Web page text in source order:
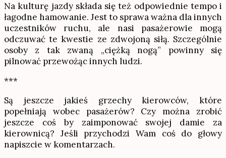
Na kulturę jazdy składa się też odpowiednie tempo i
łagodne hamowanie. Jest to sprawa ważna dla innych
uczestników ruchu, ale nasi pasażerowie mogą
odczuwać te kwestie ze zdwojoną siłą. Szczególnie
osoby z tak zwaną „ciężką nogą” powinny się
pilnować przewożąc innych ludzi.
***
Są jeszcze jakieś grzechy kierowców, które
popełniają wobec pasażerów? Czy można zrobić
jeszcze coś by zaimponować swojej damie za
kierownicą? Jeśli przychodzi Wam coś do głowy
napiszcie w komentarzach.